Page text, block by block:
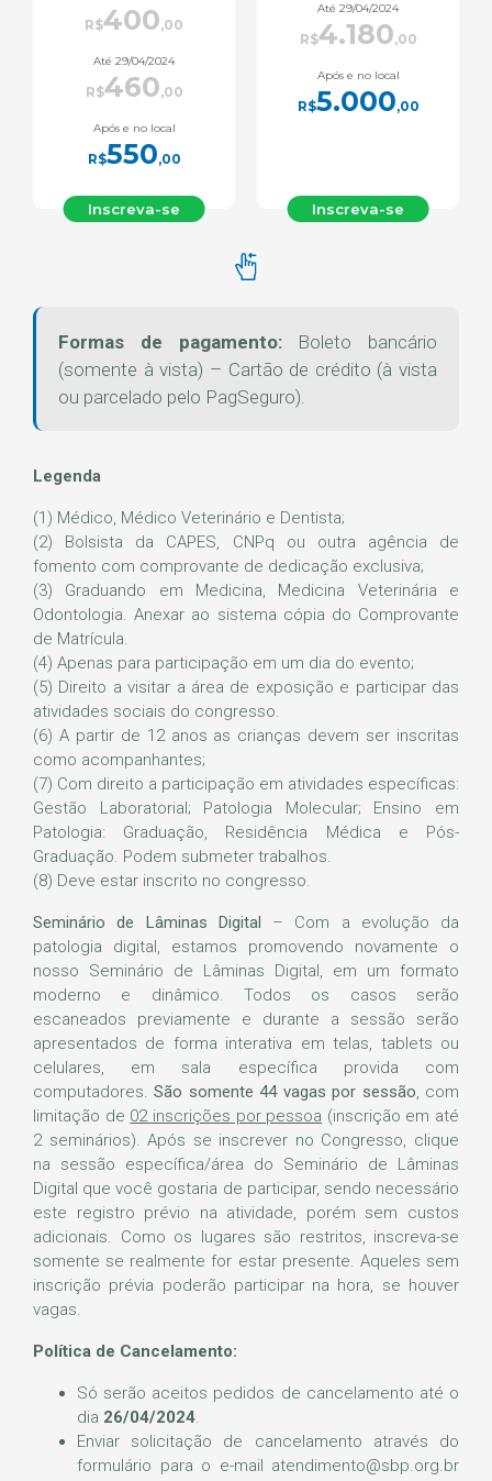
Até 29/04/2024
4.180
Após e no local
5.000
Inscreva-se
Até 29/04/2024
R$1.350,00
Após e no local
R$1.600,00
Inscreva-se
Formas de pagamento: Boleto bancário
(somente à vista) – Cartão de crédito (à vista
ou parcelado pelo PagSeguro).
Legenda
(1) Médico, Médico Veterinário e Dentista;
(2) Bolsista da CAPES, CNPq ou outra agência de
fomento com comprovante de dedicação exclusiva;
(3) Graduando em Medicina, Medicina Veterinária e
Odontologia. Anexar ao sistema cópia do Comprovante
de Matrícula.
(4) Apenas para participação em um dia do evento;
(5) Direito a visitar a área de exposição e participar das
atividades sociais do congresso.
(6) A partir de 12 anos as crianças devem ser inscritas
como acompanhantes;
(7) Com direito a participação em atividades específicas:
Gestão Laboratorial; Patologia Molecular; Ensino em
Patologia: Graduação, Residência Médica e Pós-
Graduação. Podem submeter trabalhos.
(8) Deve estar inscrito no congresso.
Seminário de Lâminas Digital – Com a evolução da
patologia digital, estamos promovendo novamente o
nosso Seminário de Lâminas Digital, em um formato
moderno e dinâmico. Todos os casos serão
escaneados previamente e durante a sessão serão
apresentados de forma interativa em telas, tablets ou
celulares, em sala específica provida com
computadores.São somente 44 vagas por sessão, com
limitação de 02 inscrições por pessoa (inscrição em até
2 seminários). Após se inscrever no Congresso, clique
na sessão específica/área do Seminário de Lâminas
Digital que você gostaria de participar, sendo necessário
este registro prévio na atividade, porém sem custos
adicionais. Como os lugares são restritos, inscreva-se
somente se realmente for estar presente. Aqueles sem
inscrição prévia poderão participar na hora, se houver
vagas.
Política de Cancelamento:
Só serão aceitos pedidos de cancelamento até o
dia 26/04/2024.
Enviar solicitação de cancelamento através do
formulário para o e-mail atendimento@sbp.org.br